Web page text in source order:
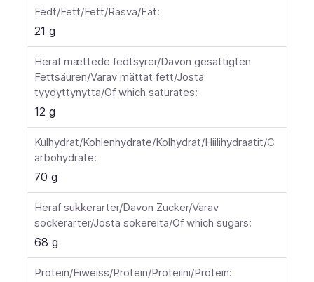
Fedt/Fett/Fett/Rasva/Fat:
21 g
Heraf mættede fedtsyrer/Davon gesättigten
Fettsäuren/Varav mättat fett/Josta
tyydyttynyttä/Of which saturates:
12 g
Kulhydrat/Kohlenhydrate/Kolhydrat/Hiilihydraatit/C
arbohydrate:
70 g
Heraf sukkerarter/Davon Zucker/Varav
sockerarter/Josta sokereita/Of which sugars:
68 g
Protein/Eiweiss/Protein/Proteiini/Protein: